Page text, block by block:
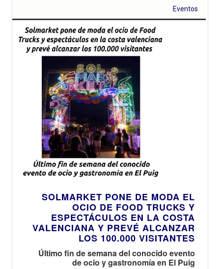
Eventos
SOLMARKET PONE DE MODA EL
OCIO DE FOOD TRUCKS Y
ESPECTÁCULOS EN LA COSTA
VALENCIANA Y PREVÉ ALCANZAR
LOS 100.000 VISITANTES
Último fin de semana del conocido evento
de ocio y gastronomía en El Puig